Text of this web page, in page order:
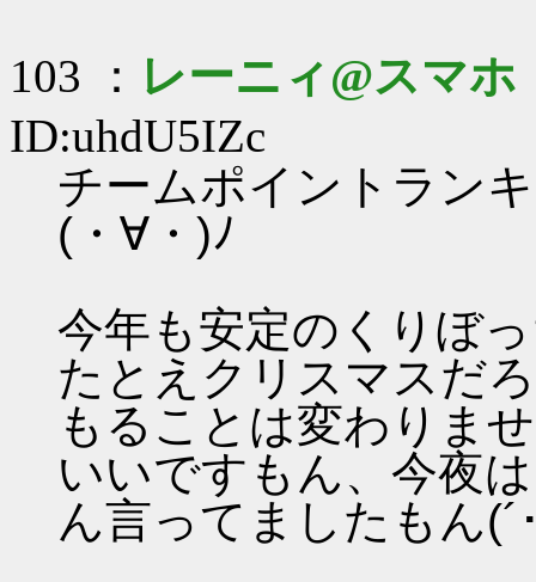
103 ： レーニィ@スマホ
ID:uhdU5IZc
チームポイントラン
(・∀・)ﾉ
今年も安定のくりぼ
たとえクリスマスだ
もることは変わりま
いいですもん、今夜
ん言ってましたもん(´